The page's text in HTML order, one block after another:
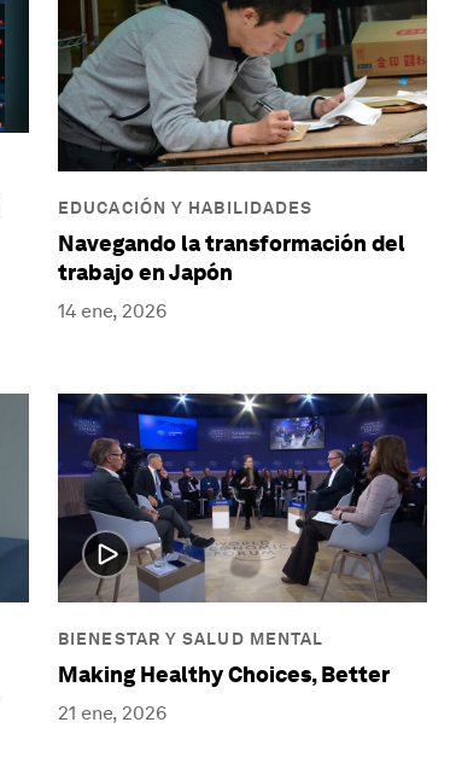
EDUCACIÓN Y HABILIDADES
Navegando la transformación del
trabajo en Japón
14 ene, 2026
BIENESTAR Y SALUD MENTAL
Making Healthy Choices, Better
21 ene, 2026